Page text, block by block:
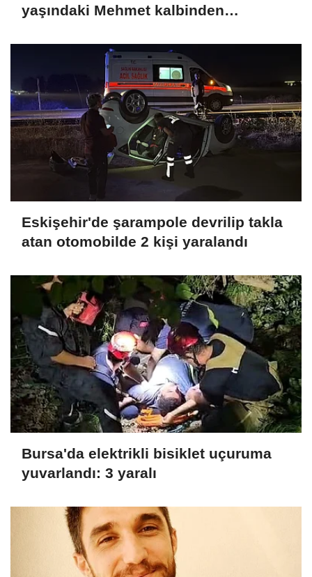
yaşındaki Mehmet kalbinden
Eskişehir'de şarampole devrilip takla
atan otomobilde 2 kişi yaralandı
Bursa'da elektrikli bisiklet uçuruma
yuvarlandı: 3 yaralı